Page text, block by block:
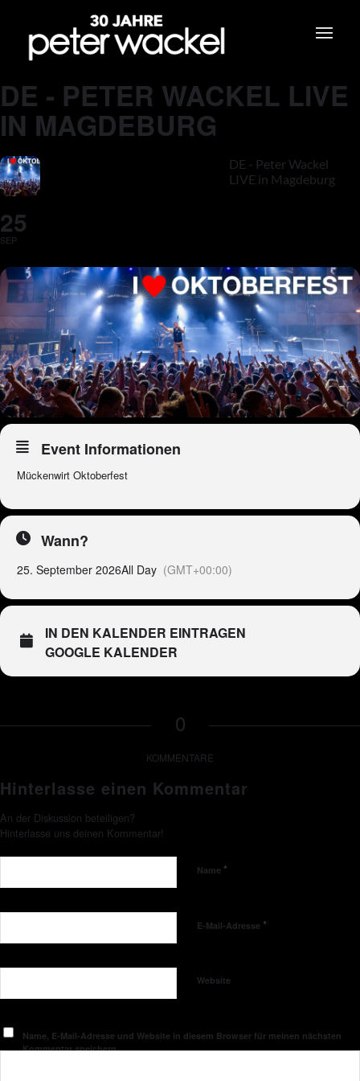
DE - PETER WACKEL LIVE
IN MAGDEBURG
25
SEP
DE - Peter Wackel
LIVE in Magdeburg
Event Informationen
Mückenwirt Oktoberfest
Wann?
25. September 2026All Day (GMT+00:00)
IN DEN KALENDER EINTRAGEN
GOOGLE KALENDER
0
KOMMENTARE
Hinterlasse einen Kommentar
An der Diskussion beteiligen?
Hinterlasse uns deinen Kommentar!
Name *
E-Mail-Adresse *
Website
Name, E-Mail-Adresse und Website in diesem Browser für meinen nächsten
Kommentar speichern.